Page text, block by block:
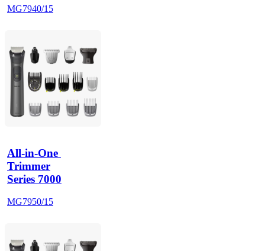
MG7940/15
All-in-One
Trimmer
Series 7000
MG7950/15